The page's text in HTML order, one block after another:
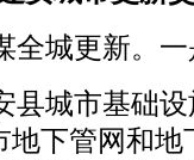
全城更新。
县城市基础
下管网和